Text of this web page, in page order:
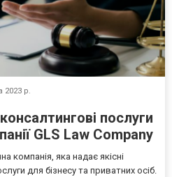
2023 р.
послуги
GLS Law Company
компанія, яка надає якісні
для бізнесу та приватних осіб.